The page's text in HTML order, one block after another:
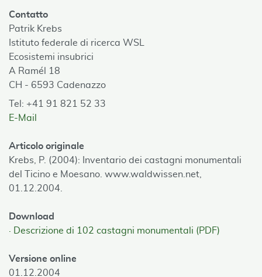
Contatto
Patrik Krebs
Istituto federale di ricerca WSL
Ecosistemi insubrici
A Ramél 18
CH - 6593 Cadenazzo
Tel: +41 91 821 52 33
E-Mail
Articolo originale
Krebs, P. (2004): Inventario dei castagni monumentali
del Ticino e Moesano. www.waldwissen.net,
01.12.2004.
Download
Descrizione di 102 castagni monumentali (PDF)
Versione online
01.12.2004